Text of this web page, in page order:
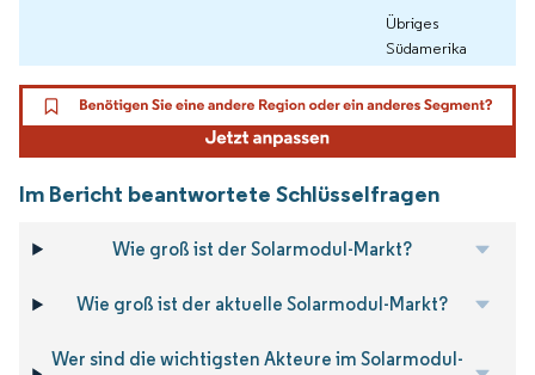
Übriges
Südamerika
Im Bericht beantwortete Schlüsselfragen
Wie groß ist der Solarmodul-Markt?
Wie groß ist der aktuelle Solarmodul-Markt?
Wer sind die wichtigsten Akteure im Solarmodul-